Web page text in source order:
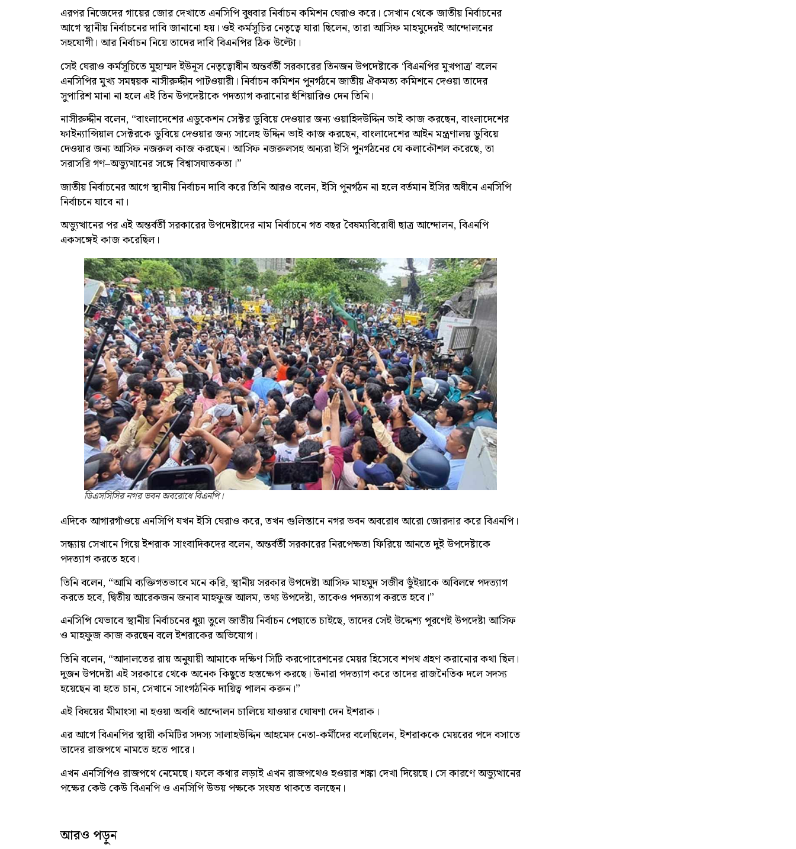
এরপর নিজেদের গায়ের জোর দেখাতে এনসিপি বুধবার নির্বাচন কমিশন ঘেরাও করে। সেখান থেকে জাতীয় নির্বাচনের
আগে স্থানীয় নির্বাচনের দাবি জানানো হয়। ওই কর্মসূচির নেতৃত্বে যারা ছিলেন, তারা আসিফ মাহমুদেরই আন্দোলনের
সহযোগী। আর নির্বাচন নিয়ে তাদের দাবি বিএনপির ঠিক উল্টো।
সেই ঘেরাও কর্মসূচিতে মুহাম্মদ ইউনূস নেতৃত্বোধীন অন্তর্বর্তী সরকারের তিনজন উপদেষ্টাকে ‘বিএনপির মুখপাত্র’ বলেন
এনসিপির মুখ্য সমন্বয়ক নাসীরুদ্দীন পাটওয়ারী। নির্বাচন কমিশন পুনর্গঠনে জাতীয় ঐকমত্য কমিশনে দেওয়া তাদের
সুপারিশ মানা না হলে এই তিন উপদেষ্টাকে পদত্যাগ করানোর হুঁশিয়ারিও দেন তিনি।
নাসীরুদ্দীন বলেন, “বাংলাদেশের এডুকেশন সেক্টর ডুবিয়ে দেওয়ার জন্য ওয়াহিদউদ্দিন ভাই কাজ করছেন, বাংলাদেশের
ফাইন্যান্সিয়াল সেক্টরকে ডুবিয়ে দেওয়ার জন্য সালেহ উদ্দিন ভাই কাজ করছেন, বাংলাদেশের আইন মন্ত্রণালয় ডুবিয়ে
দেওয়ার জন্য আসিফ নজরুল কাজ করছেন। আসিফ নজরুলসহ অন্যরা ইসি পুনর্গঠনের যে কলাকৌশল করেছে, তা
সরাসরি গণ–অভ্যুত্থানের সঙ্গে বিশ্বাসঘাতকতা।”
জাতীয় নির্বাচনের আগে স্থানীয় নির্বাচন দাবি করে তিনি আরও বলেন, ইসি পুনর্গঠন না হলে বর্তমান ইসির অধীনে এনসিপি
নির্বাচনে যাবে না।
অভ্যুত্থানের পর এই অন্তর্বর্তী সরকারের উপদেষ্টাদের নাম নির্বাচনে গত বছর বৈষম্যবিরোধী ছাত্র আন্দোলন, বিএনপি
একসঙ্গেই কাজ করেছিল।
ডিএসসিসির নগর ভবন অবরোধে বিএনপি।
এদিকে আগারগাঁওয়ে এনসিপি যখন ইসি ঘেরাও করে, তখন গুলিস্তানে নগর ভবন অবরোধ আরো জোরদার করে বিএনপি।
সন্ধ্যায় সেখানে গিয়ে ইশরাক সাংবাদিকদের বলেন, অন্তর্বর্তী সরকারের নিরপেক্ষতা ফিরিয়ে আনতে দুই উপদেষ্টাকে
পদত্যাগ করতে হবে।
তিনি বলেন, “আমি ব্যক্তিগতভাবে মনে করি, স্থানীয় সরকার উপদেষ্টা আসিফ মাহমুদ সজীব ভুঁইয়াকে অবিলম্বে পদত্যাগ
করতে হবে, দ্বিতীয় আরেকজন জনাব মাহফুজ আলম, তথ্য উপদেষ্টা, তাকেও পদত্যাগ করতে হবে।”
এনসিপি যেভাবে স্থানীয় নির্বাচনের ধুয়া তুলে জাতীয় নির্বাচন পেছাতে চাইছে, তাদের সেই উদ্দেশ্য পূরণেই উপদেষ্টা আসিফ
ও মাহফুজ কাজ করছেন বলে ইশরাকের অভিযোগ।
তিনি বলেন, “আদালতের রায় অনুযায়ী আমাকে দক্ষিণ সিটি করপোরেশনের মেয়র হিসেবে শপথ গ্রহণ করানোর কথা ছিল।
দুজন উপদেষ্টা এই সরকারে থেকে অনেক কিছুতে হস্তক্ষেপ করছে। উনারা পদত্যাগ করে তাদের রাজনৈতিক দলে সদস্য
হয়েছেন বা হতে চান, সেখানে সাংগঠনিক দায়িত্ব পালন করুন।”
এই বিষয়ের মীমাংসা না হওয়া অবধি আন্দোলন চালিয়ে যাওয়ার ঘোষণা দেন ইশরাক।
এর আগে বিএনপির স্থায়ী কমিটির সদস্য সালাহউদ্দিন আহমেদ নেতা-কর্মীদের বলেছিলেন, ইশরাককে মেয়রের পদে বসাতে
তাদের রাজপথে নামতে হতে পারে।
এখন এনসিপিও রাজপথে নেমেছে। ফলে কথার লড়াই এখন রাজপথেও হওয়ার শঙ্কা দেখা দিয়েছে। সে কারণে অভ্যুত্থানের
পক্ষের কেউ কেউ বিএনপি ও এনসিপি উভয় পক্ষকে সংযত থাকতে বলছেন।
আরও পড়ুন